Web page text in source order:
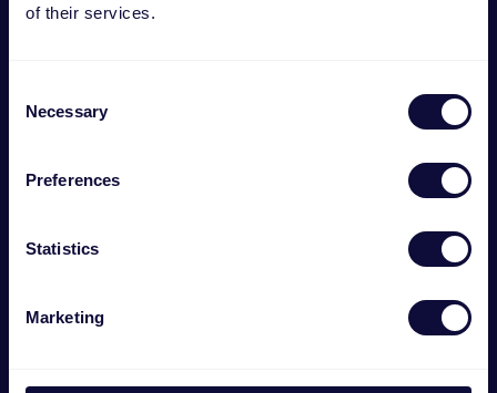
of their services.
Selection
Necessary
Preferences
Statistics
Marketing
GXT 721 Ruya Pro Cómoda silla gaming prémium